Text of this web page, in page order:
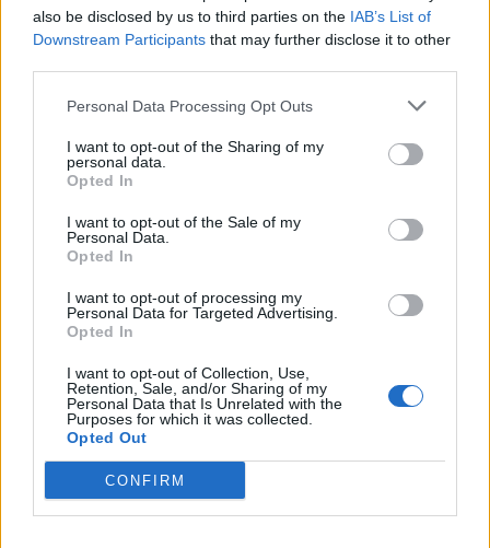
also be disclosed by us to third parties on the IAB’s List of
Downstream Participants that may further disclose it to other
Personal Data Processing Opt Outs
I want to opt-out of the Sharing of my
personal data.
Opted In
I want to opt-out of the Sale of my
Personal Data.
Opted In
I want to opt-out of processing my
Personal Data for Targeted Advertising.
Opted In
I want to opt-out of Collection, Use,
Retention, Sale, and/or Sharing of my
Personal Data that Is Unrelated with the
Purposes for which it was collected.
Opted Out
CONFIRM